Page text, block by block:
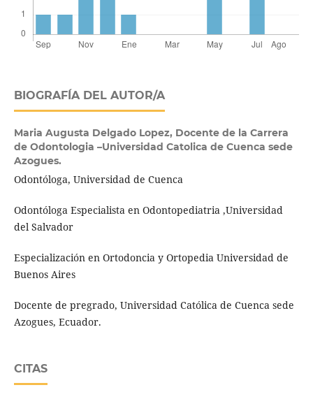
BIOGRAFÍA DEL AUTOR/A
Maria Augusta Delgado Lopez, Docente de la Carrera
de Odontologia –Universidad Catolica de Cuenca sede
Azogues.
Odontóloga, Universidad de Cuenca
Odontóloga Especialista en Odontopediatria ,Universidad
del Salvador
Especialización en Ortodoncia y Ortopedia Universidad de
Buenos Aires
Docente de pregrado, Universidad Católica de Cuenca sede
Azogues, Ecuador.
CITAS